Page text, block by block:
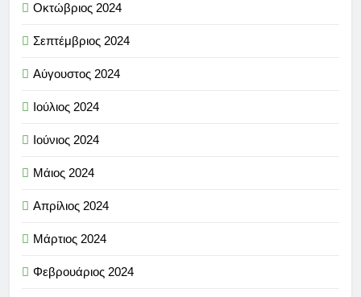
Οκτώβριος 2024
Σεπτέμβριος 2024
Αύγουστος 2024
Ιούλιος 2024
Ιούνιος 2024
Μάιος 2024
Απρίλιος 2024
Μάρτιος 2024
Φεβρουάριος 2024